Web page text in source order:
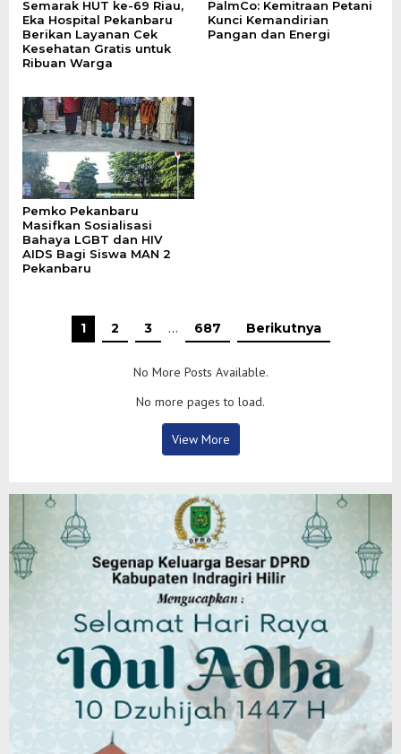
‎Semarak HUT ke-69 Riau,
Eka Hospital Pekanbaru
Berikan Layanan Cek
Kesehatan Gratis untuk
Ribuan Warga ‎
PalmCo: Kemitraan Petani
Kunci Kemandirian
Pangan dan Energi
‎Pemko Pekanbaru
Masifkan Sosialisasi
Bahaya LGBT dan HIV
AIDS Bagi Siswa MAN 2
Pekanbaru
1 2 3 … 687 Berikutnya
No More Posts Available.
No more pages to load.
View More